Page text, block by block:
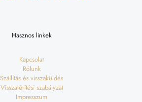
Hasznos linkek
Kapcsolat
Rólunk
Szállítás és visszaküldés
Visszatérítési szabályzat
Impresszum